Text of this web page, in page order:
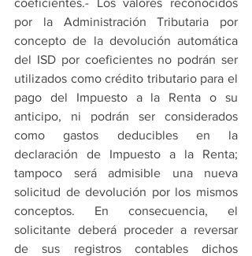
coeficientes.- Los valores reconocidos
por la Administración Tributaria por
concepto de la devolución automática
del ISD por coeficientes no podrán ser
utilizados como crédito tributario para el
pago del Impuesto a la Renta o su
anticipo, ni podrán ser considerados
como gastos deducibles en la
declaración de Impuesto a la Renta;
tampoco será admisible una nueva
solicitud de devolución por los mismos
conceptos. En consecuencia, el
solicitante deberá proceder a reversar
de sus registros contables dichos